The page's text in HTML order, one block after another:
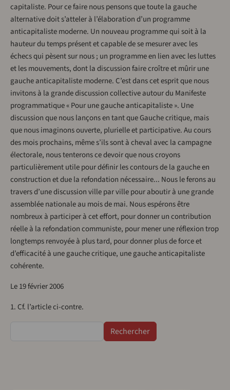
capitaliste. Pour ce faire nous pensons que toute la gauche
alternative doit s’atteler à l’élaboration d’un programme
anticapitaliste moderne. Un nouveau programme qui soit à la
hauteur du temps présent et capable de se mesurer avec les
échecs qui pèsent sur nous ; un programme en lien avec les luttes
et les mouvements, dont la discussion faire croître et mûrir une
gauche anticapitaliste moderne. C’est dans cet esprit que nous
invitons à la grande discussion collective autour du Manifeste
programmatique « Pour une gauche anticapitaliste ». Une
discussion que nous lançons en tant que Gauche critique, mais
que nous imaginons ouverte, plurielle et participative. Au cours
des mois prochains, même s’ils sont à cheval avec la campagne
électorale, nous tenterons ce devoir que nous croyons
particulièrement utile pour définir les contours de la gauche en
construction et due la refondation nécessaire... Nous le ferons au
travers d’une discussion ville par ville pour aboutir à une grande
assemblée nationale au mois de mai. Nous espérons être
nombreux à participer à cet effort, pour donner un contribution
réelle à la refondation communiste, pour mener une réflexion trop
longtemps renvoyée à plus tard, pour donner plus de force et
d’efficacité à une gauche critique, une gauche anticapitaliste
cohérente.
Le 19 février 2006
1. Cf. l’article ci-contre.